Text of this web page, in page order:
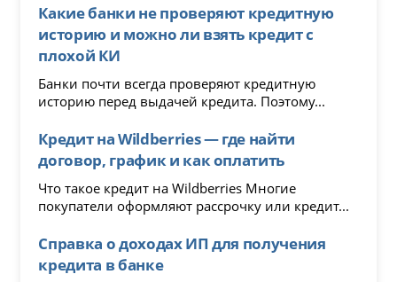
Какие банки не проверяют кредитную
историю и можно ли взять кредит с
плохой КИ
Банки почти всегда проверяют кредитную
историю перед выдачей кредита. Поэтому...
Кредит на Wildberries — где найти
договор, график и как оплатить
Что такое кредит на Wildberries Многие
покупатели оформляют рассрочку или кредит...
Справка о доходах ИП для получения
кредита в банке